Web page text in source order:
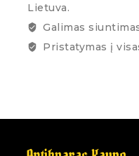
Lietuva.
Galimas
Pristatymas į